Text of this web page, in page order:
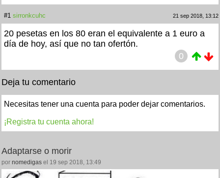
#1 sirronkcuhc 21 sep 2018, 13:12
20 pesetas en los 80 eran el equivalente a 1 euro a
día de hoy, así que no tan ofertón.
0
Deja tu comentario
Necesitas tener una cuenta para poder dejar comentarios.
¡Registra tu cuenta ahora!
Adaptarse o morir
por nomedigas el 19 sep 2018, 13:49